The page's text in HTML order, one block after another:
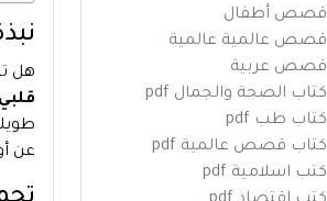
هل
عن
قصص أطفال
قصص عالمية عالمية
قصص عربية
كتاب الصحة والجمال pdf
كتاب طب pdf
كتاب قصص عالمية pdf
كتب اسلامية pdf